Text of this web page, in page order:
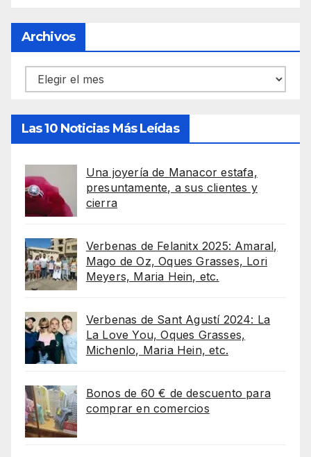
Archivos
Archivos
Las 10 Noticias Más Leídas
Una joyería de Manacor estafa,
presuntamente, a sus clientes y
cierra
Verbenas de Felanitx 2025: Amaral,
Mago de Oz, Oques Grasses, Lori
Meyers, Maria Hein, etc.
Verbenas de Sant Agustí 2024: La
La Love You, Oques Grasses,
Michenlo, Maria Hein, etc.
Bonos de 60 € de descuento para
comprar en comercios